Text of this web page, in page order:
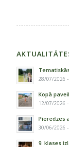
28/07/2026
Kopā
12/07/2026
Pieredzes
30/06/2026
9. klases